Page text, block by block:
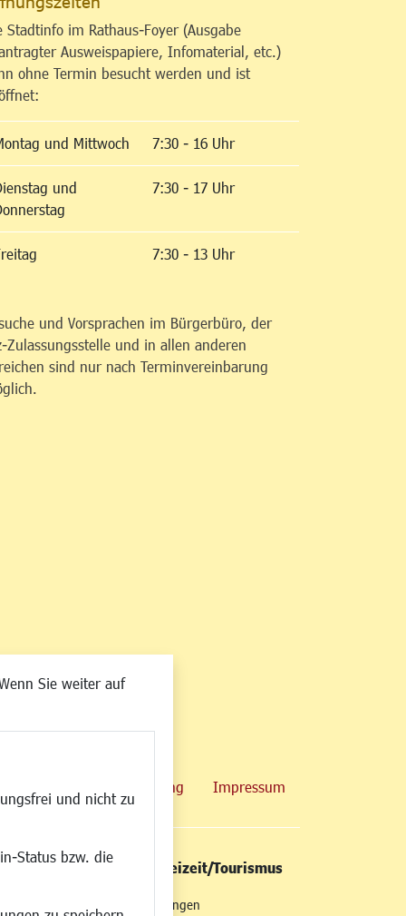
Sie weiter auf
und nicht zu
Status bzw. die
Stadtinfo im Rathaus-Foyer (Ausgabe
Ausweispapiere, Infomaterial, etc.)
ohne Termin besucht werden und ist
und Mittwoch 7:30 - 16 Uhr
und
7:30 - 17 Uhr
7:30 - 13 Uhr
und Vorsprachen im Bürgerbüro, der
Zulassungsstelle und in allen anderen
sind nur nach Terminvereinbarung
Datenschutzerklärung Impressum
Mobilität Kultur/Freizeit/Tourismus
Veranstaltungen